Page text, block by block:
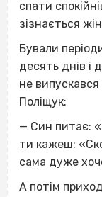
спати
зізнається
Бували
десять днів і
не
Поліщук:
— Син питає:
ти кажеш:
сама дуже
А потім